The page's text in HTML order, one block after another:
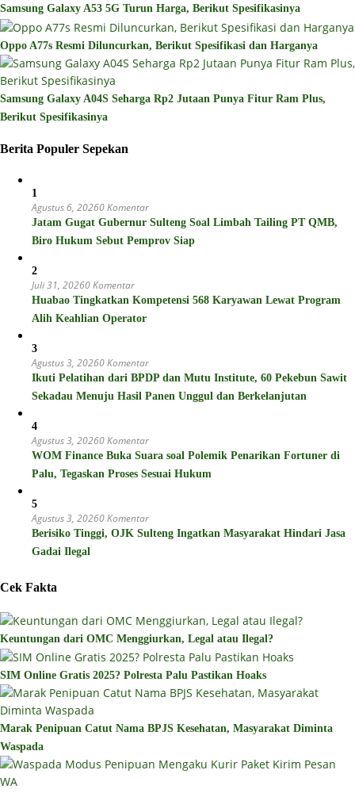
Samsung Galaxy A53 5G Turun Harga, Berikut Spesifikasinya
Oppo A77s Resmi Diluncurkan, Berikut Spesifikasi dan Harganya
Samsung Galaxy A04S Seharga Rp2 Jutaan Punya Fitur Ram Plus,
Berikut Spesifikasinya
Berita Populer Sepekan
1
Agustus 6, 20260 Komentar
Jatam Gugat Gubernur Sulteng Soal Limbah Tailing PT QMB,
Biro Hukum Sebut Pemprov Siap
2
Juli 31, 20260 Komentar
Huabao Tingkatkan Kompetensi 568 Karyawan Lewat Program
Alih Keahlian Operator
3
Agustus 3, 20260 Komentar
Ikuti Pelatihan dari BPDP dan Mutu Institute, 60 Pekebun Sawit
Sekadau Menuju Hasil Panen Unggul dan Berkelanjutan
4
Agustus 3, 20260 Komentar
WOM Finance Buka Suara soal Polemik Penarikan Fortuner di
Palu, Tegaskan Proses Sesuai Hukum
5
Agustus 3, 20260 Komentar
Berisiko Tinggi, OJK Sulteng Ingatkan Masyarakat Hindari Jasa
Gadai Ilegal
Cek Fakta
Keuntungan dari OMC Menggiurkan, Legal atau Ilegal?
SIM Online Gratis 2025? Polresta Palu Pastikan Hoaks
Marak Penipuan Catut Nama BPJS Kesehatan, Masyarakat Diminta
Waspada